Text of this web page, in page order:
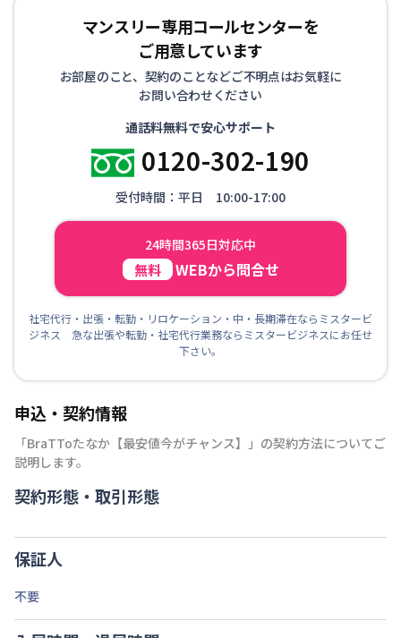
マンスリー専用コールセンターを
ご用意しています
お部屋のこと、契約のことなどご不明点はお気軽に
お問い合わせください
通話料無料で安心サポート
0120-302-190
受付時間：平日 10:00-17:00
24時間365日対応中
無料 WEBから問合せ
社宅代行・出張・転勤・リロケーション・中・長期滞在ならミスタービ
ジネス 急な出張や転勤・社宅代行業務ならミスタービジネスにお任せ
下さい。
申込・契約情報
「BraTToたなか【最安値今がチャンス】
」の契約方法についてご
説明します。
契約形態・取引形態
保証人
不要